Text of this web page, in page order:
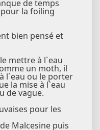
de temps
la foiling
bien pensé et
mettre à l`eau
un moth, il
l`eau ou le porter
la mise à l`eau
de vague.
pour les
Malcesine puis